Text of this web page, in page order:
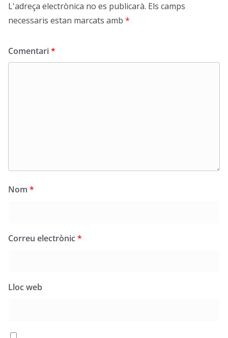
L'adreça electrònica no es publicarà. Els camps
necessaris estan marcats amb *
Comentari*
Nom *
Correu electrònic*
Lloc web